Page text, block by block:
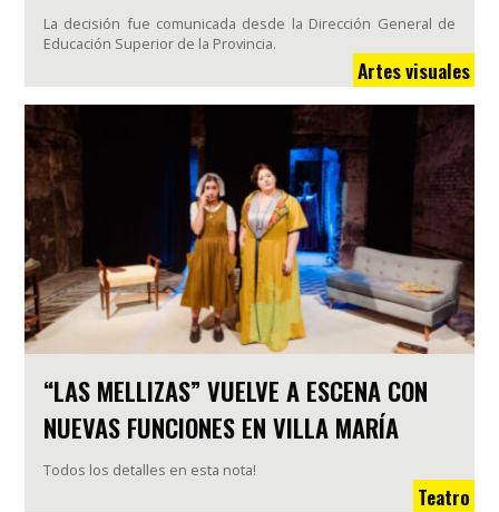
La decisión fue comunicada desde la Dirección General de
Educación Superior de la Provincia.
Artes visuales
“LAS MELLIZAS” VUELVE A ESCENA CON
NUEVAS FUNCIONES EN VILLA MARÍA
Todos los detalles en esta nota!
Teatro